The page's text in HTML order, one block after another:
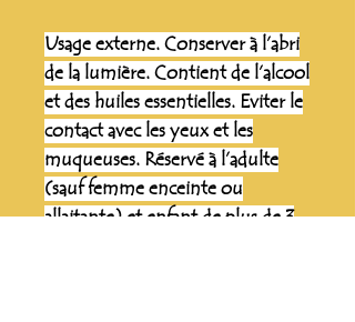
Usage externe. Conserver à l’abri
de la lumière. Contient de l’alcool
et des huiles essentielles. Eviter le
contact avec les yeux et les
muqueuses. Réservé à l’adulte
(sauf femme enceinte ou
allaitante) et enfant de plus de 3